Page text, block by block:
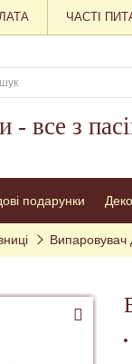
ЧАСТІ
- все з
подарунки
Випаровувач